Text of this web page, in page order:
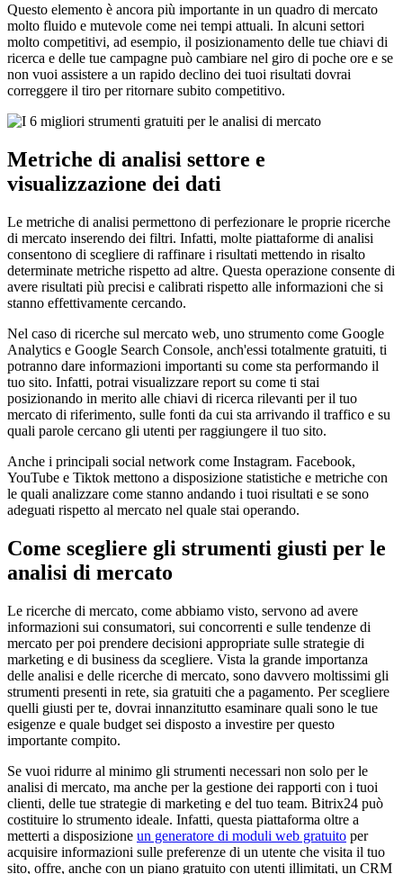
Questo elemento è ancora più importante in un quadro di mercato
molto fluido e mutevole come nei tempi attuali. In alcuni settori
molto competitivi, ad esempio, il posizionamento delle tue chiavi di
ricerca e delle tue campagne può cambiare nel giro di poche ore e se
non vuoi assistere a un rapido declino dei tuoi risultati dovrai
correggere il tiro per ritornare subito competitivo.
Metriche di analisi settore e
visualizzazione dei dati
Le metriche di analisi permettono di perfezionare le proprie ricerche
di mercato inserendo dei filtri. Infatti, molte piattaforme di analisi
consentono di scegliere di raffinare i risultati mettendo in risalto
determinate metriche rispetto ad altre. Questa operazione consente di
avere risultati più precisi e calibrati rispetto alle informazioni che si
stanno effettivamente cercando.
Nel caso di ricerche sul mercato web, uno strumento come Google
Analytics e Google Search Console, anch'essi totalmente gratuiti, ti
potranno dare informazioni importanti su come sta performando il
tuo sito. Infatti, potrai visualizzare report su come ti stai
posizionando in merito alle chiavi di ricerca rilevanti per il tuo
mercato di riferimento, sulle fonti da cui sta arrivando il traffico e su
quali parole cercano gli utenti per raggiungere il tuo sito.
Anche i principali social network come Instagram. Facebook,
YouTube e Tiktok mettono a disposizione statistiche e metriche con
le quali analizzare come stanno andando i tuoi risultati e se sono
adeguati rispetto al mercato nel quale stai operando.
Come scegliere gli strumenti giusti per le
analisi di mercato
Le ricerche di mercato, come abbiamo visto, servono ad avere
informazioni sui consumatori, sui concorrenti e sulle tendenze di
mercato per poi prendere decisioni appropriate sulle strategie di
marketing e di business da scegliere. Vista la grande importanza
delle analisi e delle ricerche di mercato, sono davvero moltissimi gli
strumenti presenti in rete, sia gratuiti che a pagamento. Per scegliere
quelli giusti per te, dovrai innanzitutto esaminare quali sono le tue
esigenze e quale budget sei disposto a investire per questo
importante compito.
Se vuoi ridurre al minimo gli strumenti necessari non solo per le
analisi di mercato, ma anche per la gestione dei rapporti con i tuoi
clienti, delle tue strategie di marketing e del tuo team. Bitrix24 può
costituire lo strumento ideale. Infatti, questa piattaforma oltre a
metterti a disposizione un generatore di moduli web gratuito per
acquisire informazioni sulle preferenze di un utente che visita il tuo
sito, offre, anche con un piano gratuito con utenti illimitati, un CRM